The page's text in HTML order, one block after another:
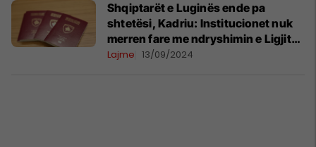
Shqiptarët e Luginës ende pa
shtetësi, Kadriu: Institucionet nuk
merren fare me ndryshimin e Ligjit
për shtetësi
Lajme 13/09/2024